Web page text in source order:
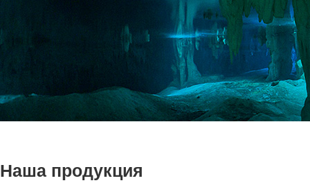
Наша продукция